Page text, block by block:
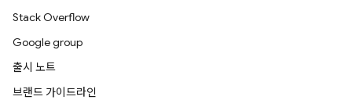
Stack Overflow
Google group
출시 노트
브랜드 가이드라인